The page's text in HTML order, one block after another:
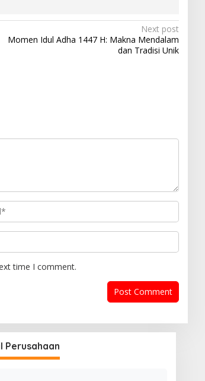
Next post
Momen Idul Adha 1447 H: Makna Mendalam
dan Tradisi Unik
time I comment.
Perusahaan